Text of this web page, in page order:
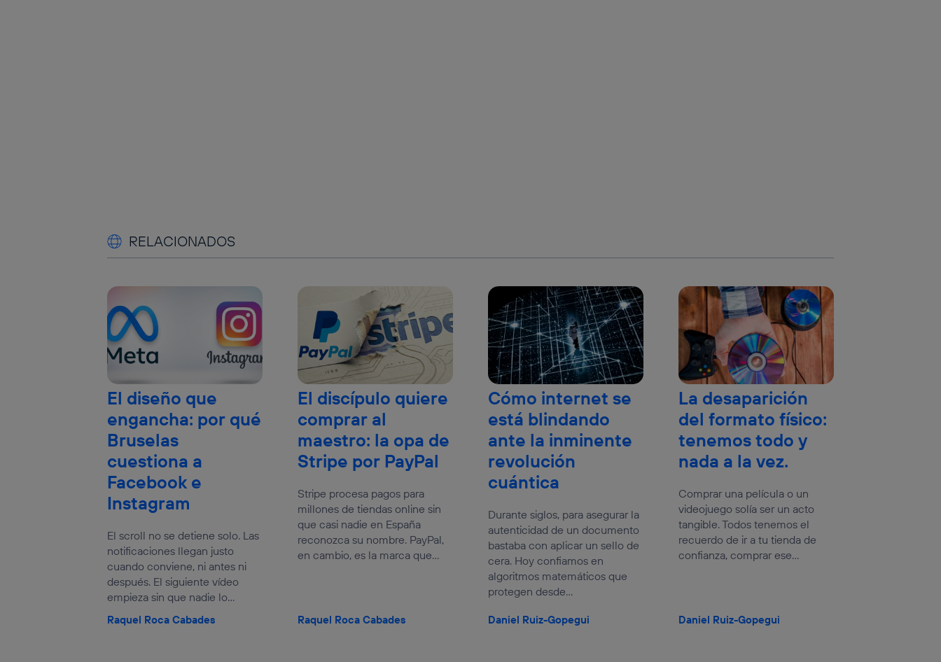
RELACIONADOS
El diseño que
engancha: por qué
Bruselas
cuestiona a
Facebook e
Instagram
El scroll no se detiene solo. Las
notificaciones llegan justo
cuando conviene, ni antes ni
después. El siguiente vídeo
empieza sin que nadie lo...
Raquel Roca Cabades
El discípulo quiere
comprar al
maestro: la opa de
Stripe por PayPal
Stripe procesa pagos para
millones de tiendas online sin
que casi nadie en España
reconozca su nombre. PayPal,
en cambio, es la marca que...
Raquel Roca Cabades
Cómo internet se
está blindando
ante la inminente
revolución
cuántica
Durante siglos, para asegurar la
autenticidad de un documento
bastaba con aplicar un sello de
cera. Hoy confiamos en
algoritmos matemáticos que
protegen desde...
Daniel Ruiz-Gopegui
La desaparición
del formato físico:
tenemos todo y
nada a la vez.
Comprar una película o un
videojuego solía ser un acto
tangible. Todos tenemos el
recuerdo de ir a tu tienda de
confianza, comprar ese...
Daniel Ruiz-Gopegui